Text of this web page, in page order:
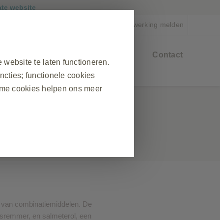
website
Een bijwerking melden
events
Contact
combinatiemiddelen. De
en salmeterol, een
te laten functioneren.
functionele cookies
cookies helpen ons meer
van onze website.
te blokkeren via uw